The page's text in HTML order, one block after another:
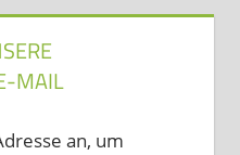
MAIL
an, um